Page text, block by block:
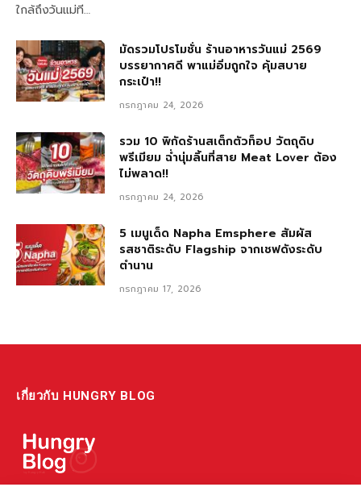
ใกล้ถึงวันแม่ที…
มัดรวมโปรโมชั่น ร้านอาหารวันแม่ 2569
บรรยากาศดี พาแม่อิ่มถูกใจ คุ้มสบาย
กระเป๋า!!
กรกฎาคม 24, 2026
รวม 10 พิกัดร้านสเต็กตัวท็อป วัตถุดิบ
พรีเมียม ฉ่ำนุ่มลิ้นที่สาย Meat Lover ต้อง
ไม่พลาด!!
กรกฎาคม 24, 2026
5 เมนูเด็ด Napha Emsphere สัมผัส
รสชาติระดับ Flagship จากเชฟดังระดับ
ตำนาน
กรกฎาคม 17, 2026
เกี่ยวกับ HUNGRY BLOG